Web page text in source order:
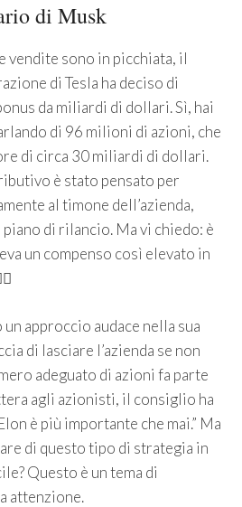
di Musk
vendite sono in picchiata, il
di Tesla ha deciso di
da miliardi di dollari. Sì, hai
di 96 milioni di azioni, che
di circa 30 miliardi di dollari.
è stato pensato per
al timone dell’azienda,
di rilancio. Ma vi chiedo: è
un compenso così elevato in
approccio audace nella sua
di lasciare l’azienda se non
adeguato di azioni fa parte
agli azionisti, il consiglio ha
è più importante che mai.” Ma
di questo tipo di strategia in
Questo è un tema di
attenzione.